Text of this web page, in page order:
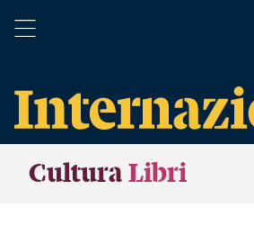
Cultura Libri